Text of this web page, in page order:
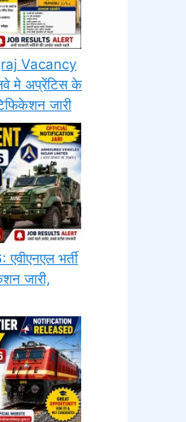
Vacancy
मे अप्रेंटिस के
जारी
भर्ती
जारी,